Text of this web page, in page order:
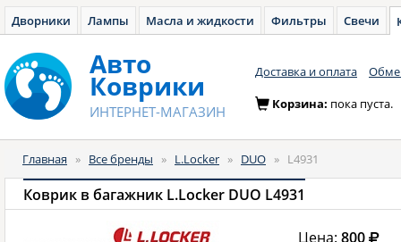
Дворники Лампы Масла и жидкости Фильтры Свечи
Авто
Коврики
ИНТЕРНЕТ-МАГАЗИН
Доставка и оплата
Корзина: пока пуста.
Главная » Все бренды » L.Locker » DUO » L4931
Коврик в багажник L.Locker DUO L4931
Цена:800